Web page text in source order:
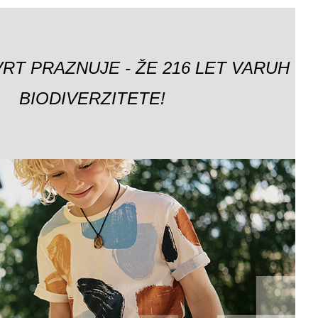
PRAZNUJE - ŽE 216 LET VARUH
BIODIVERZITETE!